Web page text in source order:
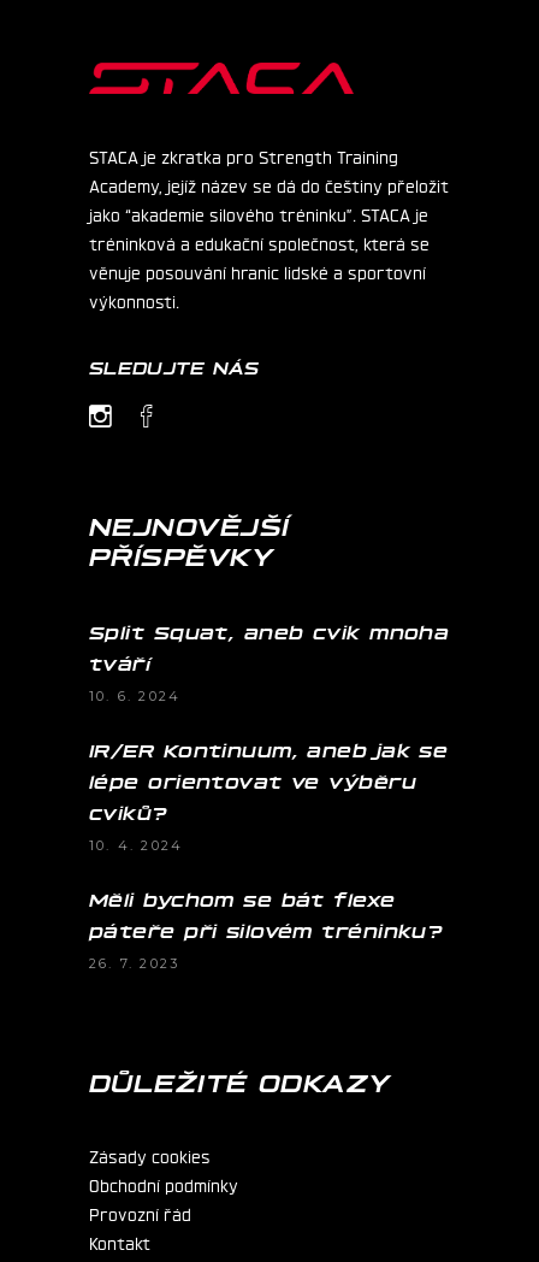
STACA je zkratka pro Strength Training
Academy, jejíž název se dá do češtiny přeložit
jako “akademie silového tréninku”. STACA je
tréninková a edukační společnost, která se
věnuje posouvání hranic lidské a sportovní
výkonnosti.
SLEDUJTE NÁS
NEJNOVĚJŠÍ
PŘÍSPĚVKY
Split Squat, aneb cvik mnoha
tváří
10. 6. 2024
IR/ER Kontinuum, aneb jak se
lépe orientovat ve výběru
cviků?
10. 4. 2024
Měli bychom se bát flexe
páteře při silovém tréninku?
26. 7. 2023
DŮLEŽITÉ ODKAZY
Zásady cookies
Obchodní podmínky
Provozní řád
Kontakt